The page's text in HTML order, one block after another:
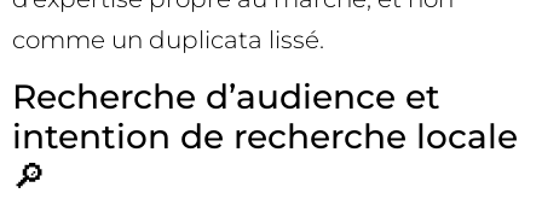
comme un duplicata lissé.
Recherche d’audience et
intention de recherche locale
🔎